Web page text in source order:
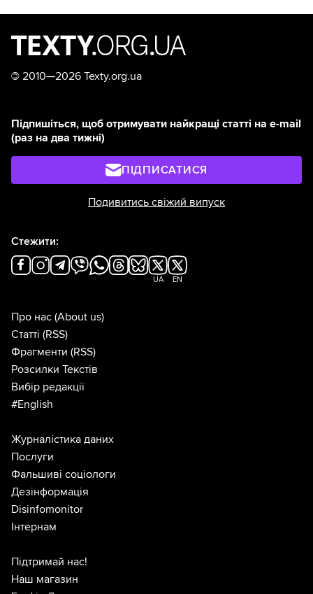
© 2010—2026 Texty.org.ua
Підпишіться, щоб отримувати найкращі статті на e-mail
(раз на два тижні)
ПІДПИСАТИСЯ
Подивитись свіжий випуск
Стежити:
UA EN
Про нас (About us)
Статті (RSS)
Фрагменти (RSS)
Розсилки Текстів
Вибір редакції
#English
Журналістика даних
Послуги
Фальшиві соціологи
Дезінформація
Disinfomonitor
Інтернам
Підтримай нас!
Наш магазин